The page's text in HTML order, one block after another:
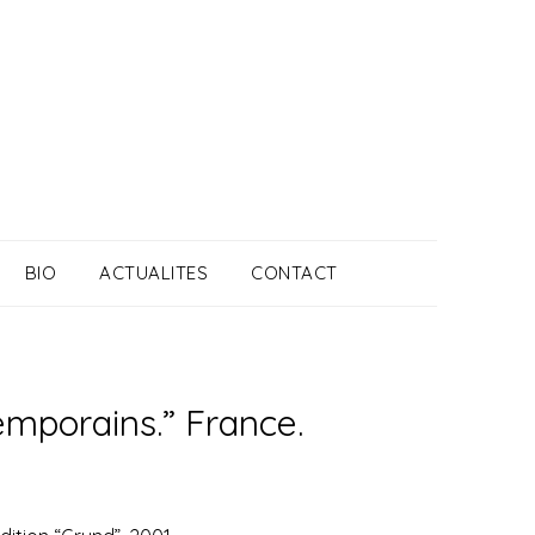
BIO ACTUALITES CONTACT
France.